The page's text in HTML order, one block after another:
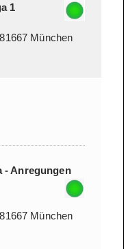
1
München
- Anregungen
München